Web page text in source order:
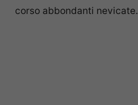
corso abbondanti nevicate.